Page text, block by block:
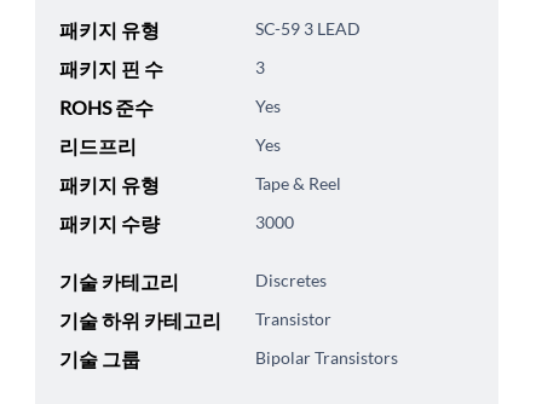
패키지 유형 SC-59 3 LEAD
패키지 핀 수 3
ROHS 준수 Yes
리드프리 Yes
패키지 유형 Tape & Reel
패키지 수량 3000
기술 카테고리 Discretes
기술 하위 카테고리 Transistor
기술 그룹 Bipolar Transistors